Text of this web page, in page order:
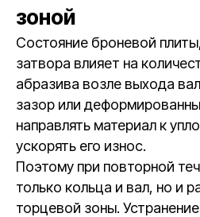
зоной
Состояние броневой
затвора влияет на
абразива возле выхода
зазор или
направлять материал к
ускорять его износ.
Поэтому при повторной
только кольца и вал, но и
торцевой зоны.